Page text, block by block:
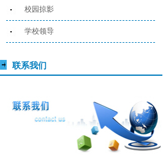
校园掠影
学校领导
联系我们